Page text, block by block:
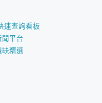
速查詢看板
平台
精選